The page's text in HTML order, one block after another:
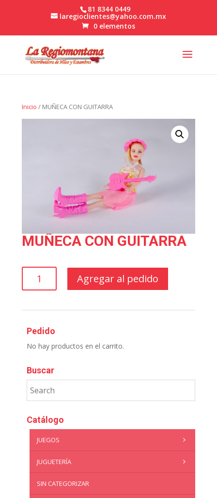
81 8344 0449
laregioclientes@yahoo.com.mx
0 elementos
Inicio / MUÑECA CON GUITARRA
MUÑECA CON GUITARRA
Agregar al pedido
Pedido
No hay productos en el carrito.
Buscar
Catálogo
JUEGOS
JUGUETERÍA
SIN CATEGORIZAR